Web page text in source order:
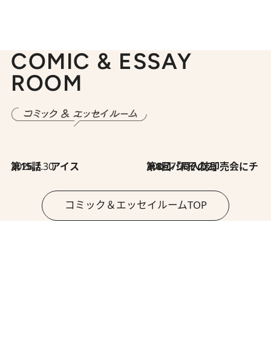
COMIC & ESSAY
ROOM
2026.7.30
第15話 アイス 2026.7.30
第8回「同人誌即売会にチャレンジ その2」
コミック＆エッセイルームTOP